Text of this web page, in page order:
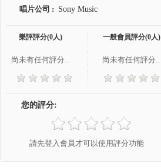
唱片公司 : Sony Music
樂評評分(0人)
尚未有任何評分..
一般會員評分(0人)
尚未有任何評分..
您的評分:
請先登入會員才可以使用評分功能